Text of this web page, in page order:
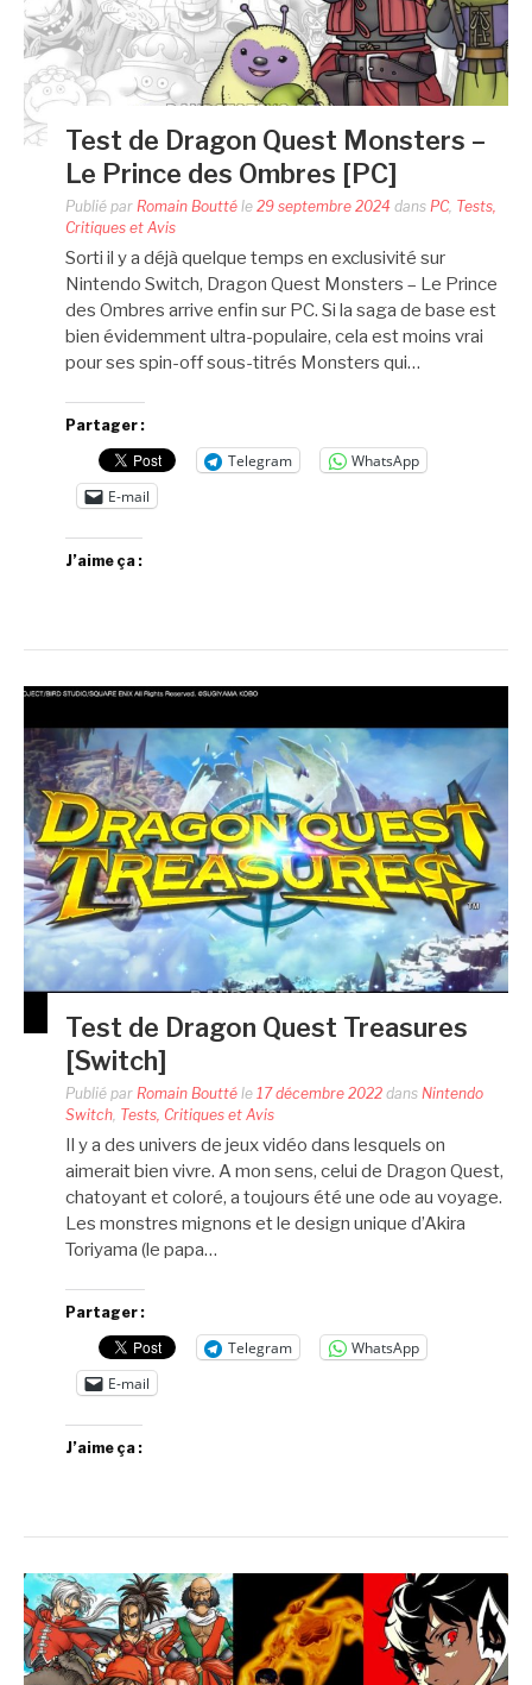
Test de Dragon Quest Monsters –
Le Prince des Ombres [PC]
Publié par Romain Boutté le 29 septembre 2024 dans PC, Tests,
Critiques et Avis
Sorti il y a déjà quelque temps en exclusivité sur
Nintendo Switch, Dragon Quest Monsters – Le Prince
des Ombres arrive enfin sur PC. Si la saga de base est
bien évidemment ultra-populaire, cela est moins vrai
pour ses spin-off sous-titrés Monsters qui…
Partager :
Telegram
WhatsApp
E-mail
J’aime ça :
Test de Dragon Quest Treasures
[Switch]
Publié par Romain Boutté le 17 décembre 2022 dans Nintendo
Switch Tests, Critiques et Avis
Il y a des univers de jeux vidéo dans lesquels on
aimerait bien vivre. A mon sens, celui de Dragon Quest,
chatoyant et coloré, a toujours été une ode au voyage.
Les monstres mignons et le design unique d’Akira
Toriyama (le papa…
Partager :
Telegram
WhatsApp
E-mail
J’aime ça :